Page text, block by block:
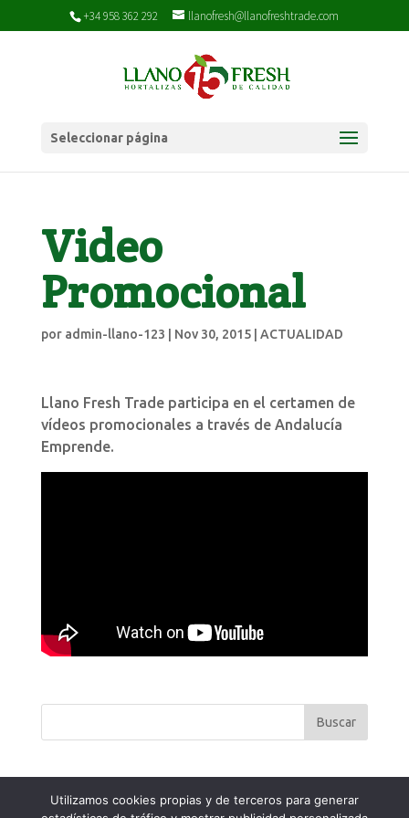
+34 958 362 292 llanofresh@llanofreshtrade.com
Seleccionar página
Video
Promocional
por admin-llano-123 Nov 30, 2015| ACTUALIDAD
Llano Fresh Trade participa en el certamen de
vídeos promocionales a través de Andalucía
Emprende.
Utilizamos cookies propias y de terceros para generar